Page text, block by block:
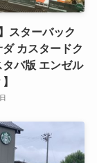
スターバック
カスタードク
タバ版 エンゼル